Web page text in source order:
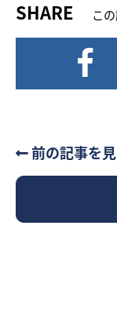
SHARE こ
前の記事を